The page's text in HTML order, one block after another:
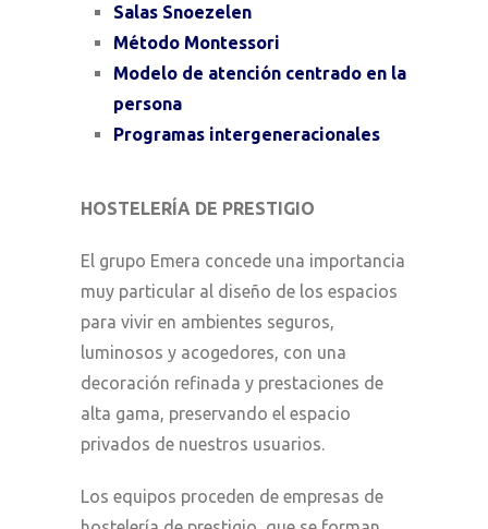
Salas Snoezelen
Método Montessori
Modelo de atención centrado en la
persona
Programas intergeneracionales
HOSTELERÍA DE PRESTIGIO
El grupo Emera concede una importancia
muy particular al diseño de los espacios
para vivir en ambientes seguros,
luminosos y acogedores, con una
decoración refinada y prestaciones de
alta gama, preservando el espacio
privados de nuestros usuarios.
Los equipos proceden de empresas de